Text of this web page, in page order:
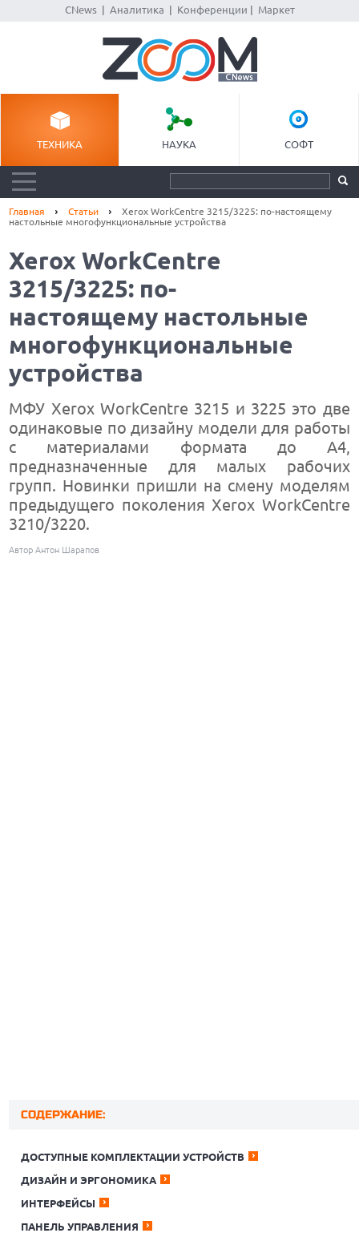
CNews| Аналитика Конференции Маркет
ТЕХНИКА НАУКА СОФТ
Главная Статьи
Xerox WorkCentre 3215/3225: по-настоящему
настольные многофункциональные устройства
Xerox WorkCentre
3215/3225: по-
настоящему настольные
многофункциональные
устройства
МФУ Xerox WorkCentre 3215 и 3225 это две
одинаковые по дизайну модели для работы
с материалами формата до А4,
предназначенные для малых рабочих
групп. Новинки пришли на смену моделям
предыдущего поколения Xerox WorkCentre
3210/3220.
Автор Антон Шарапов
СОДЕРЖАНИЕ:
ДОСТУПНЫЕ КОМПЛЕКТАЦИИ УСТРОЙСТВ
ДИЗАЙН И ЭРГОНОМИКА
ИНТЕРФЕЙСЫ
ПАНЕЛЬ УПРАВЛЕНИЯ